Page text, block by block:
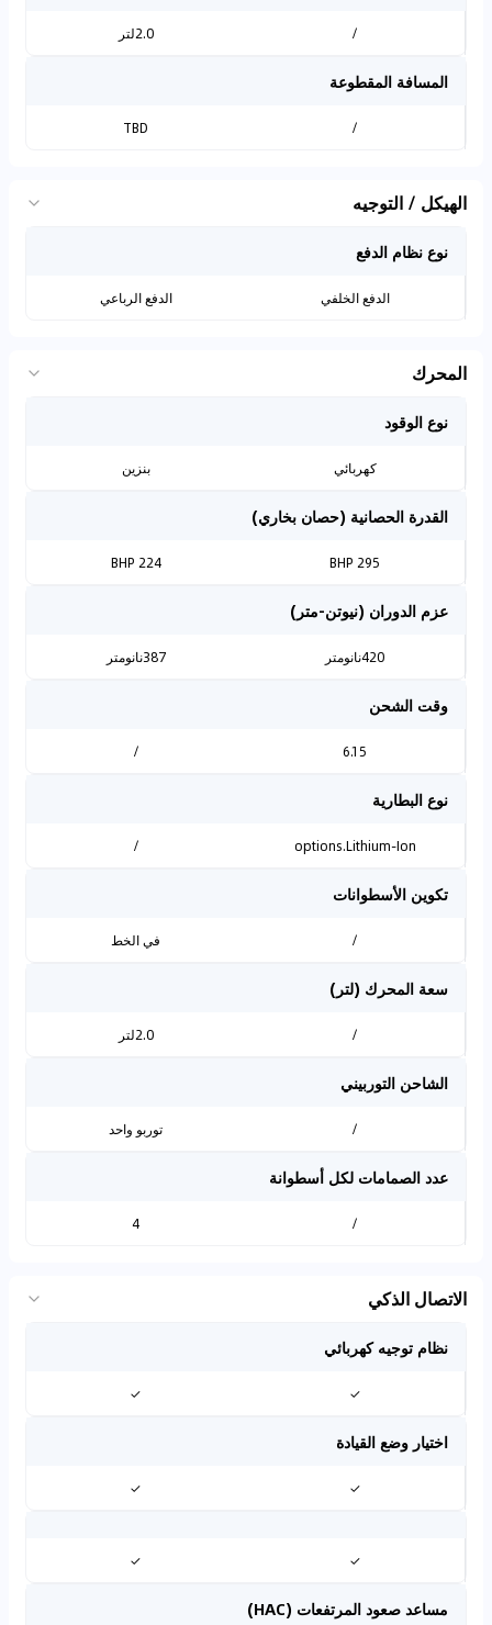
/ 2.0لتر
المسافة المقطوعة
/
TBD
الهيكل / التوجيه
نوع نظام الدفع
الدفع الخلفي الدفع الرباعي
المحرك
نوع الوقود
كهربائي بنزين
القدرة الحصانية (حصان بخاري)
295 BHP
224 BHP
عزم الدوران (نيوتن-متر)
420نانومتر 387نانومتر
وقت الشحن
6.15
/
نوع البطارية
options.Lithium-Ion
/
تكوين الأسطوانات
/ في الخط
سعة المحرك (لتر)
/ 2.0لتر
الشاحن التوربيني
/ توربو واحد
عدد الصمامات لكل أسطوانة
/
4
الاتصال الذكي
نظام توجيه كهربائي
✓
✓
اختيار وضع القيادة
✓
✓
✓
✓
مساعد صعود المرتفعات (HAC)